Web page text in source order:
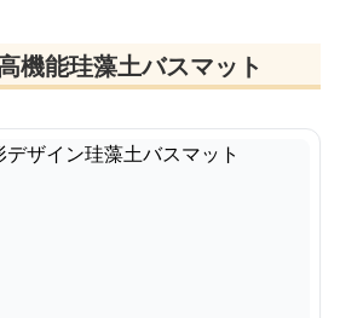
機能珪藻土バスマット